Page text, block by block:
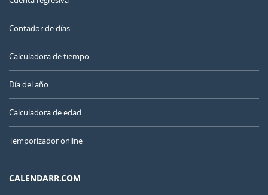
Contador de días
Calculadora de tiempo
Día del año
Calculadora de edad
Temporizador online
CALENDARR.COM